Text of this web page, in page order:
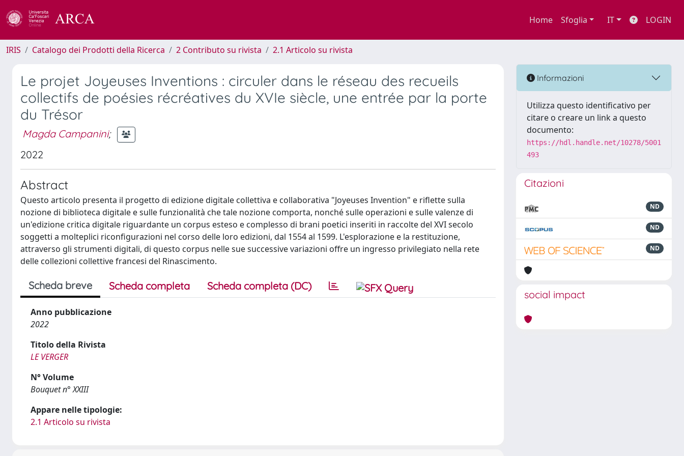
Home Sfoglia IT LOGIN
IRIS Catalogo dei Prodotti della Ricerca 2 Contributo su rivista 2.1 Articolo su rivista
Le projet Joyeuses Inventions : circuler dans le réseau des recueils
collectifs de poésies récréatives du XVIe siècle, une entrée par la porte
du Trésor
Magda Campanini;
2022
Abstract
Questo articolo presenta il progetto di edizione digitale collettiva e collaborativa "Joyeuses Invention" e riflette sulla
nozione di biblioteca digitale e sulle funzionalità che tale nozione comporta, nonché sulle operazioni e sulle valenze di
un'edizione critica digitale riguardante un corpus esteso e complesso di brani poetici inseriti in raccolte del XVI secolo
soggetti a molteplici riconfigurazioni nel corso delle loro edizioni, dal 1554 al 1599. L'esplorazione e la restituzione,
attraverso gli strumenti digitali, di questo corpus nelle sue successive variazioni offre un ingresso privilegiato nella rete
delle collezioni collettive francesi del Rinascimento.
Scheda breve Scheda completa Scheda completa (DC)
Anno pubblicazione
2022
Titolo della Rivista
LE VERGER
N° Volume
Bouquet n° XXIII
Appare nelle tipologie:
2.1 Articolo su rivista
Informazioni
Utilizza questo identificativo per
citare o creare un link a questo
documento:
https://hdl.handle.net/10278/5001
493
Citazioni
ND
ND
ND
social impact